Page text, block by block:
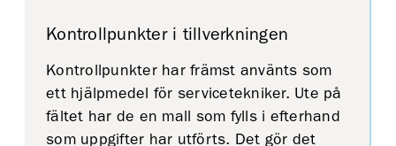
Kontrollpunkter i tillverkningen
Kontrollpunkter har främst använts som
ett hjälpmedel för servicetekniker. Ute på
fältet har de en mall som fylls i efterhand
som uppgifter har utförts. Det gör det